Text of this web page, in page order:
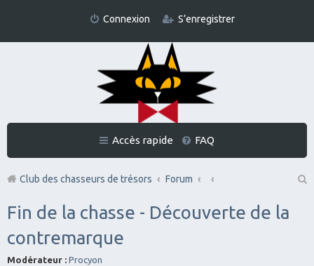
Connexion S’enregistrer
Accès rapide FAQ
Club des chasseurs de trésors
Forum
Fin de la chasse - Découverte de la
contremarque
Modérateur : Procyon